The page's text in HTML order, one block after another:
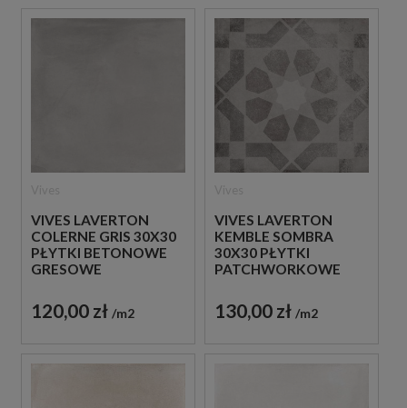
VIVES LAVERTON
COLERNE GRIS 30X30
PŁYTKI BETONOWE
GRESOWE
120,00 zł m2
VIVES LAVERTON
KEMBLE SOMBRA
30X30 PŁYTKI
PATCHWORKOWE
130,00 zł m2